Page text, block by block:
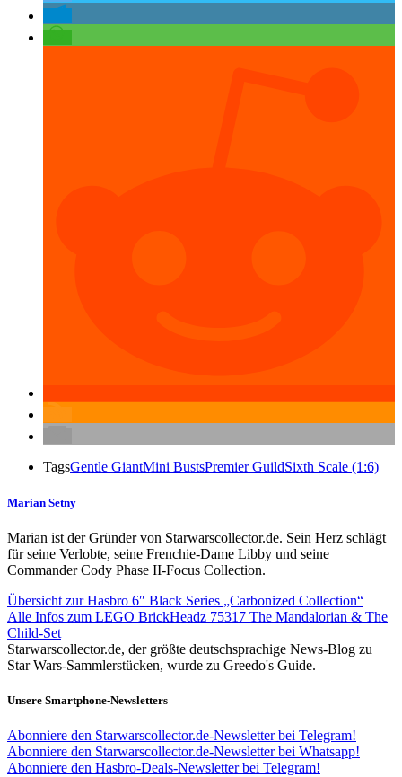
TagsGentle GiantMini BustsPremier GuildSixth Scale (1:6)
Marian Setny
Marian ist der Gründer von Starwarscollector.de. Sein Herz schlägt
für seine Verlobte, seine Frenchie-Dame Libby und seine
Commander Cody Phase II-Focus Collection.
Übersicht zur Hasbro 6″ Black Series „Carbonized Collection“
Alle Infos zum LEGO BrickHeadz 75317 The Mandalorian & The
Child-Set
Starwarscollector.de, der größte deutschsprachige News-Blog zu
Star Wars-Sammlerstücken, wurde zu Greedo's Guide.
Unsere Smartphone-Newsletters
Abonniere den Starwarscollector.de-Newsletter bei Telegram!
Abonniere den Starwarscollector.de-Newsletter bei Whatsapp!
Abonniere den Hasbro-Deals-Newsletter bei Telegram!